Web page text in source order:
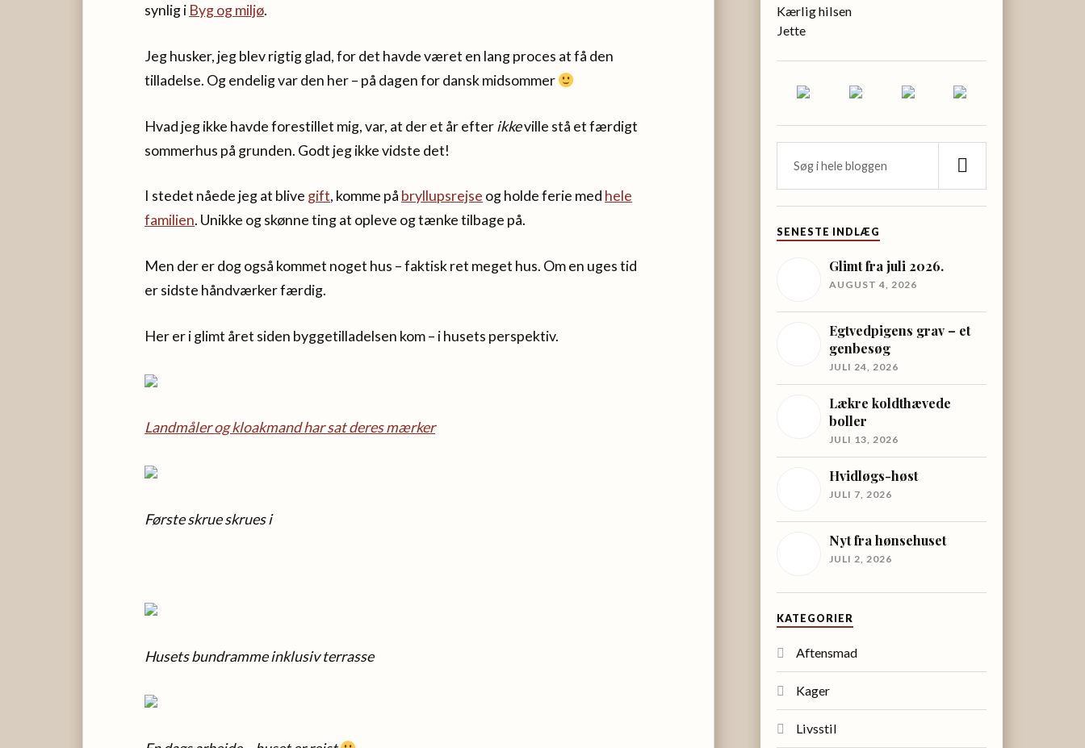
synlig i Byg og miljø.
Jeg husker, jeg blev rigtig glad, for det havde været en lang proces at få den
tilladelse. Og endelig var den her – på dagen for dansk midsommer
Hvad jeg ikke havde forestillet mig, var, at der et år efterikkeville stå et færdigt
sommerhus på grunden. Godt jeg ikke vidste det!
I stedet nåede jeg at blive gift, komme på bryllupsrejse og holde ferie med hele
familien. Unikke og skønne ting at opleve og tænke tilbage på.
Men der er dog også kommet noget hus – faktisk ret meget hus. Om en uges tid
er sidste håndværker færdig.
Her er i glimt året siden byggetilladelsen kom – i husets perspektiv.
Landmåler og kloakmand har sat deres mærker
Første skrue skrues i
Husets bundramme inklusiv terrasse
Kærlig hilsen
Jette
SENESTE INDLÆG
Glimt fra juli 2026.
AUGUST 4, 2026
Egtvedpigens grav – et
genbesøg
JULI 24, 2026
Lækre koldthævede
boller
JULI 13, 2026
Hvidløgs-høst
JULI 7, 2026
Nyt fra hønsehuset
JULI 2, 2026
KATEGORIER
Aftensmad
Kager
Livsstil